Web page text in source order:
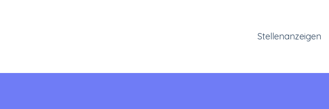
Stellenanzeigen